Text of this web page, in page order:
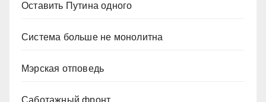
Оставить Путина одного
Система больше не монолитна
Мэрская отповедь
Саботажный фронт